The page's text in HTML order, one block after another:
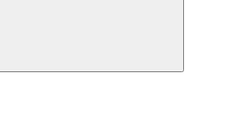
Suchen